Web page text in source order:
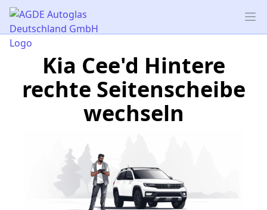
AGDE Autoglas Deutschland GmbH
Kia Cee'd Hintere
rechte Seitenscheibe
wechseln